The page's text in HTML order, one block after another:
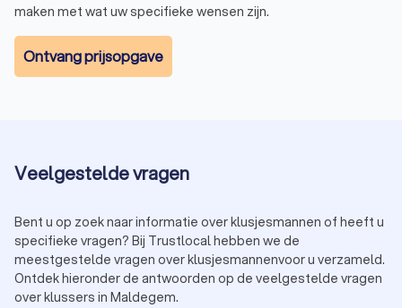
meer aan onze eisen? Dan verwijderen we het van het
Klussers gezocht in Maldegem? Of u nu één klusje wilt laten
uitvoeren of op zoek bent naar een vakman voor meerdere
maken met wat uw specifieke wensen zijn.
Ontvang prijsopgave
Veelgestelde vragen
Bent u op zoek naar informatie over klusjesmannen of heeft u
specifieke vragen? Bij Trustlocal hebben we de
meestgestelde vragen over klusjesmannenvoor u verzameld.
Ontdek hieronder de antwoorden op de veelgestelde vragen
over klussers in Maldegem.